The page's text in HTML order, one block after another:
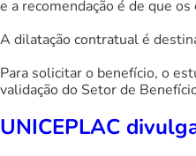
e a recomendação é de que
A dilatação contratual é
Para solicitar o benefício, o
validação do Setor de
UNICEPLAC